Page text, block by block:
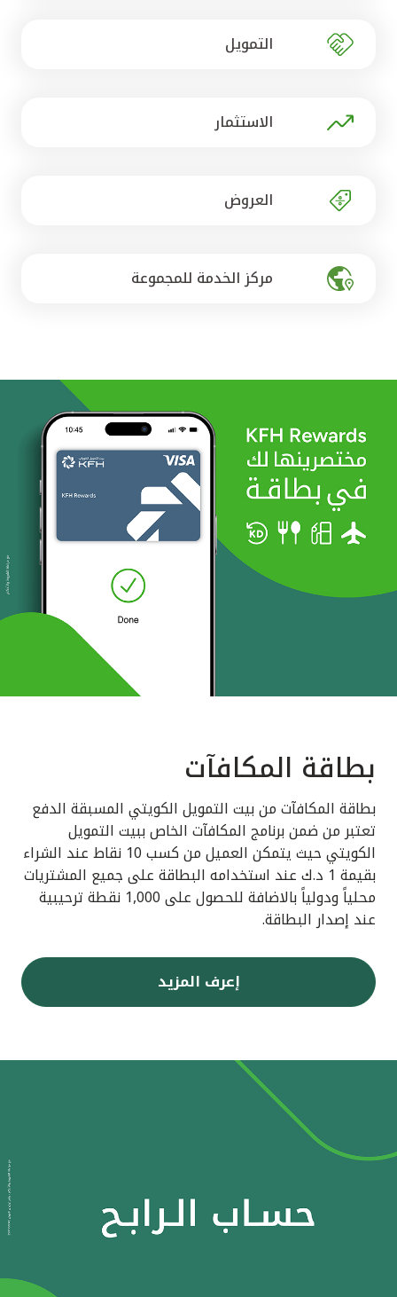
مصر
التمويل
الاستثمار
العروض
مركز الخدمة للمجموعة
بطاقة المكافآت
بطاقة المكافآت من بيت التمويل الكويتي المسبقة الدفع
تعتبر من ضمن برنامج المكافآت الخاص ببيت التمويل
الكويتي حيث يتمكن العميل من كسب 10 نقاط عند الشراء
بقيمة 1 د.ك عند استخدامه البطاقة على جميع المشتريات
محلياً ودولياً بالاضافة للحصول على 1,000 نقطة ترحيبية
عند إصدار البطاقة.
إعرف المزيد